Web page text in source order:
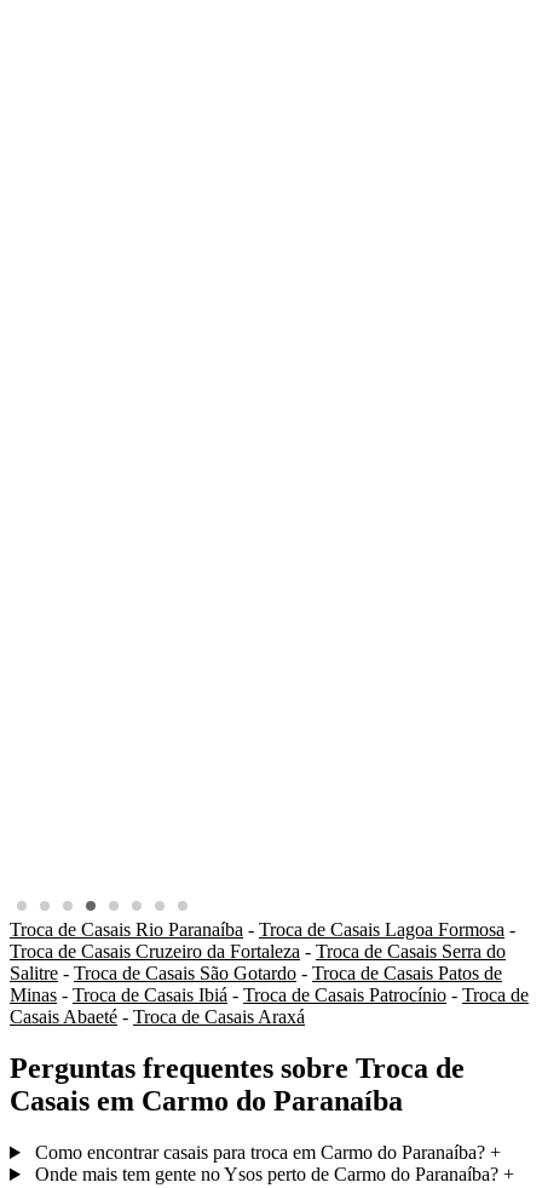
Troca de Casais Rio Paranaíba - Troca de Casais Lagoa Formosa -
Troca de Casais Cruzeiro da Fortaleza - Troca de Casais Serra do
Salitre - Troca de Casais São Gotardo - Troca de Casais Patos de
Minas - Troca de Casais Ibiá - Troca de Casais Patrocínio - Troca de
Casais Abaeté - Troca de Casais Araxá
Perguntas frequentes sobre Troca de
Casais em Carmo do Paranaíba
Como encontrar casais para troca em Carmo do Paranaíba? +
Onde mais tem gente no Ysos perto de Carmo do Paranaíba? +